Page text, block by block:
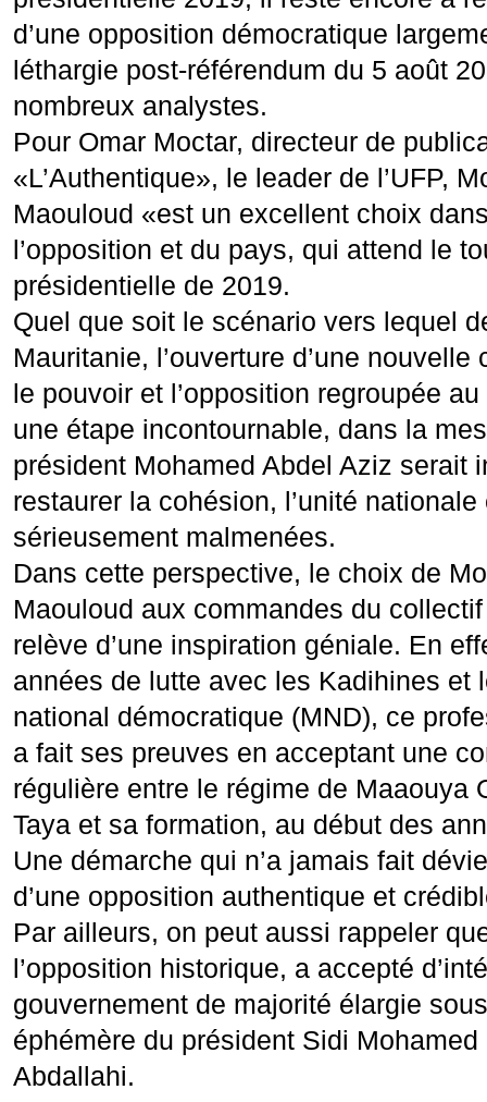
d’une opposition démocratique
léthargie post-référendum du 5 août
nombreux analystes.
Pour Omar Moctar, directeur de
«L’Authentique», le leader de l’UFP,
Maouloud «est un excellent choix
l’opposition et du pays, qui attend le
présidentielle de 2019.
Quel que soit le scénario vers lequel
Mauritanie, l’ouverture d’une
le pouvoir et l’opposition regroupée
une étape incontournable, dans la
président Mohamed Abdel Aziz serait
restaurer la cohésion, l’unité
sérieusement malmenées.
Dans cette perspective, le choix de
Maouloud aux commandes du collectif
relève d’une inspiration géniale. En
années de lutte avec les Kadihines et
national démocratique (MND), ce
a fait ses preuves en acceptant une
régulière entre le régime de Maaouya
Taya et sa formation, au début des
Une démarche qui n’a jamais fait
d’une opposition authentique et
Par ailleurs, on peut aussi rappeler
l’opposition historique, a accepté
gouvernement de majorité élargie
éphémère du président Sidi
Abdallahi.